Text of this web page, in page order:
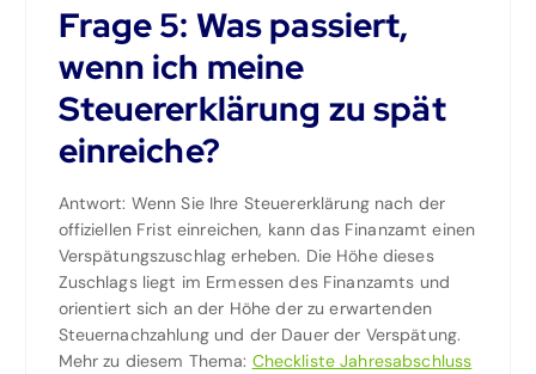
Frage 5: Was passiert,
wenn ich meine
Steuererklärung zu spät
einreiche?
Antwort: Wenn Sie Ihre Steuererklärung nach der
offiziellen Frist einreichen, kann das Finanzamt einen
Verspätungszuschlag erheben. Die Höhe dieses
Zuschlags liegt im Ermessen des Finanzamts und
orientiert sich an der Höhe der zu erwartenden
Steuernachzahlung und der Dauer der Verspätung.
Mehr zu diesem Thema: Checkliste Jahresabschluss